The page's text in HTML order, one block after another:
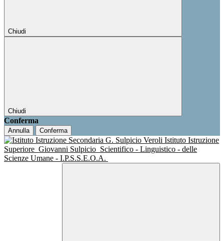
Chiudi
Chiudi
Conferma
Annulla Conferma
Istituto Istruzione
Superiore Giovanni Sulpicio Scientifico - Linguistico - delle
Scienze Umane - I.P.S.S.E.O.A.